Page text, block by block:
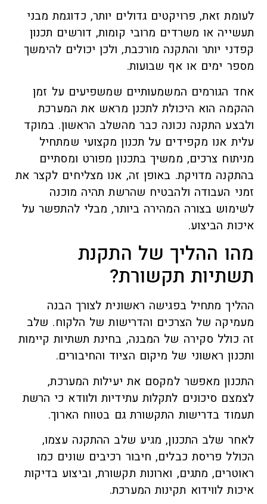
לעומת זאת, פרויקטים גדולים יותר, כדוגמת מבני
תעשייה או משרדים מרובי קומות, דורשים תכנון
קפדני יותר והתקנה מורכבת, ולכן יכולים להימשך
מספר ימים או אף שבועות.
אחד הגורמים המשמעותיים שמשפיעים על זמן
ההקמה הוא היכולת לתכנן מראש את המערכת
ולבצע התקנה נכונה כבר מהשלב הראשון. במוקד
עלית אנו מקפידים על תכנון מקצועי שמתחיל
מניתוח צרכים, ממשיך בתכנון מפורט ומסתיים
בהתקנה מדויקת. באופן זה, אנו מצליחים לקצר את
זמני העבודה ולהבטיח שהרשת תהיה מוכנה
לשימוש בצורה המהירה ביותר, מבלי להתפשר על
איכות הביצוע.
מהו ההליך של התקנת
תשתיות תקשורת?
ההליך מתחיל בפגישה ראשונית לצורך הבנה
מעמיקה של הצרכים והדרישות של הלקוח. שלב
זה כולל סקירה של המבנה, בחינת תשתיות קיימות
ותכנון ראשוני של מיקום הציוד והחיבורים.
התכנון מאפשר למקסם את יעילות המערכת,
לצמצם סיכונים לתקלות עתידיות ולוודא כי הרשת
תעמוד בדרישות התקשורת גם בטווח הארוך.
לאחר שלב התכנון, מגיע שלב ההתקנה עצמו,
הכולל פריסת כבלים, חיבור רכיבים שונים כמו
ראוטרים, מתגים, וארונות תקשורת, וביצוע בדיקות
איכות לווידוא תקינות המערכת.